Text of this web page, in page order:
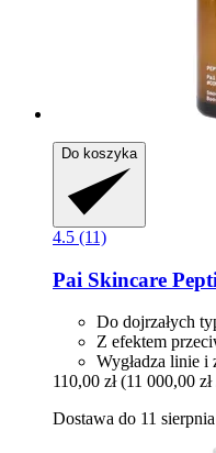
Do koszyka
4.5 (11)
Pai Skincare
Do dojrzałych
Z efektem
Wygładza linie i
110,00 zł (11 000,00
Dostawa do 11 sierpnia